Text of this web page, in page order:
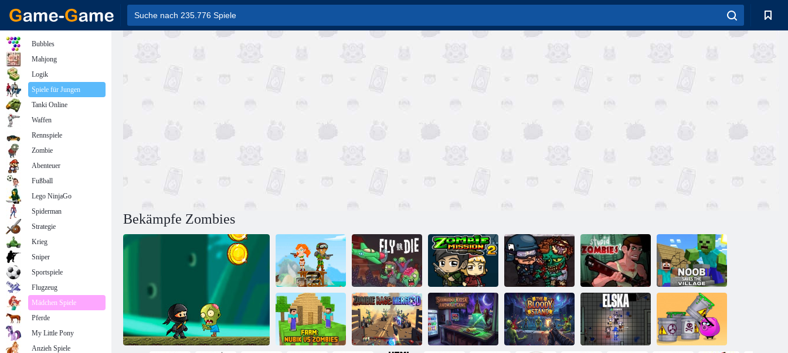
Bekämpfe Zombies
Armee der
Soldaten:
Widerstand
Flieg oder stirb
Zombie Mission
2
Swat gegen
Zombies 2
Dumme
Zombies 2
Noob rettet das
Dorf
Bubbles
Mahjong
Logik
Spiele für Jungen
Tanki Online
Waffen
Rennspiele
Zombie
Abenteuer
Fußball
Lego NinjaGo
Spiderman
Strategie
Krieg
Sniper
Sportspiele
Flugzeug
Mädchen Spiele
Pferde
My Little Pony
Anzieh Spiele